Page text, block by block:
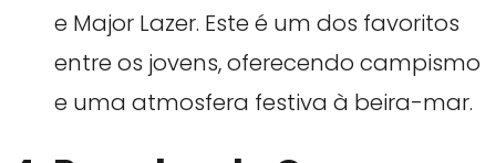
e Major Lazer. Este é um dos favoritos
entre os jovens, oferecendo campismo
e uma atmosfera festiva à beira-mar.